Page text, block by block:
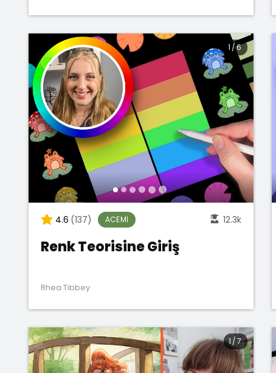
4.6 (137) ACEMI 12.3k
Renk Teorisine Giriş
Rhea Tibbey
1 /6
1 /7